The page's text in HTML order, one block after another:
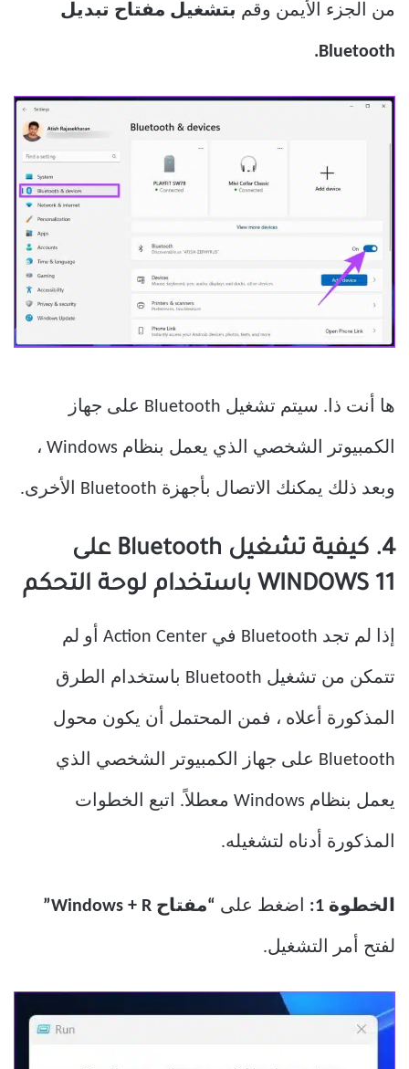
من الجزء الأيمن وقم بتشغيل مفتاح تبديل
Bluetooth.
ها أنت ذا. سيتم تشغيل Bluetooth على جهاز
الكمبيوتر الشخصي الذي يعمل بنظام Windows ،
وبعد ذلك يمكنك الاتصال بأجهزة Bluetooth الأخرى.
4. كيفية تشغيل Bluetooth على
WINDOWS 11 باستخدام لوحة التحكم
إذا لم تجد Bluetooth في Action Center أو لم
تتمكن من تشغيل Bluetooth باستخدام الطرق
المذكورة أعلاه ، فمن المحتمل أن يكون محول
Bluetooth على جهاز الكمبيوتر الشخصي الذي
يعمل بنظام Windows معطلاً. اتبع الخطوات
المذكورة أدناه لتشغيله.
الخطوة 1: اضغط على “مفتاح Windows + R”
لفتح أمر التشغيل.